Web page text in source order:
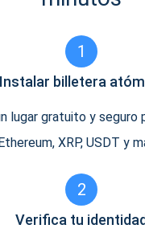
1
Instalar billetera
lugar gratuito y seguro
XRP, USDT y
2
Verifica tu identidad